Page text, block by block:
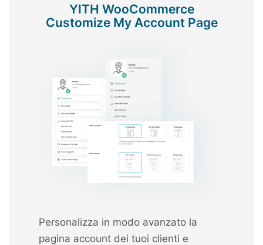
YITH WooCommerce
Customize My Account Page
Personalizza in modo avanzato la
pagina account dei tuoi clienti e